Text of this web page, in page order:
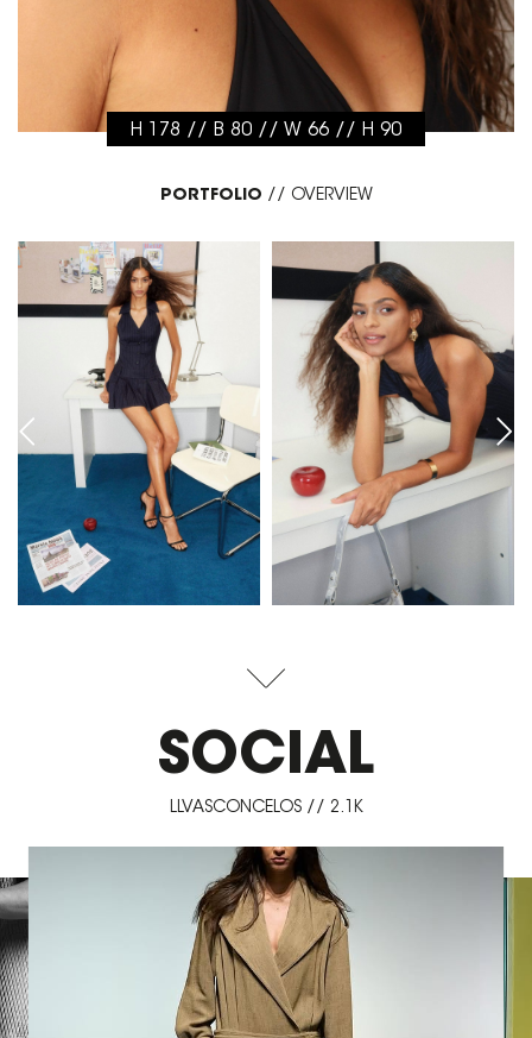
H 178 // B 80 // W 66 // H 90
PORTFOLIO // OVERVIEW
SOCIAL
LLVASCONCELOS // 2.1K